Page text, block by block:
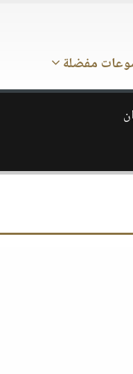
مفضلة